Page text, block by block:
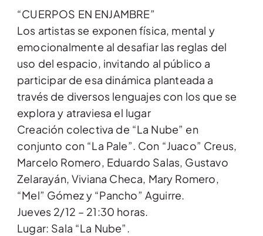
“CUERPOS EN ENJAMBRE”
Los artistas se exponen física, mental y
emocionalmente al desafiar las reglas del
uso del espacio, invitando al público a
participar de esa dinámica planteada a
través de diversos lenguajes con los que se
explora y atraviesa el lugar
Creación colectiva de “La Nube” en
conjunto con “La Pale”. Con “Juaco” Creus,
Marcelo Romero, Eduardo Salas, Gustavo
Zelarayán, Viviana Checa, Mary Romero,
“Mel” Gómez y “Pancho” Aguirre.
Jueves 2/12 – 21:30 horas.
Lugar: Sala “La Nube”.